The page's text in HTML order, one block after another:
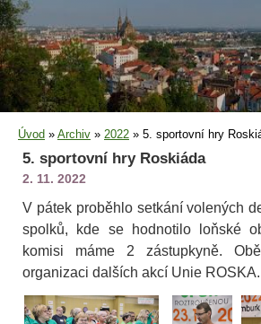
Úvod » Archiv » 2022 » 5. sportovní hry
5. sportovní hry Roskiáda
2. 11. 2022
V pátek proběhlo setkání volených
spolků, kde se hodnotilo loňské
komisi máme 2 zástupkyně.
organizaci dalších akcí Unie